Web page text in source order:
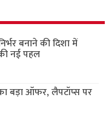
बनाने की दिशा में
नई पहल
बड़ा ऑफर, लैपटॉप्स पर